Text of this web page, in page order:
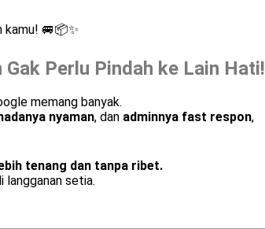
kamu! 🚐📦✨
Perlu Pindah ke Lain Hati!
memang banyak.
nyaman, dan adminnya fast respon,
tenang dan tanpa ribet.
langganan setia.